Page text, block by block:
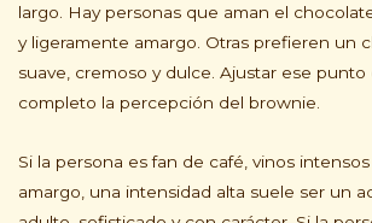
largo. Hay personas que aman el
y ligeramente amargo. Otras prefieren un
suave, cremoso y dulce. Ajustar ese punto
completo la percepción del brownie.
Si la persona es fan de café, vinos
amargo, una intensidad alta suele ser un